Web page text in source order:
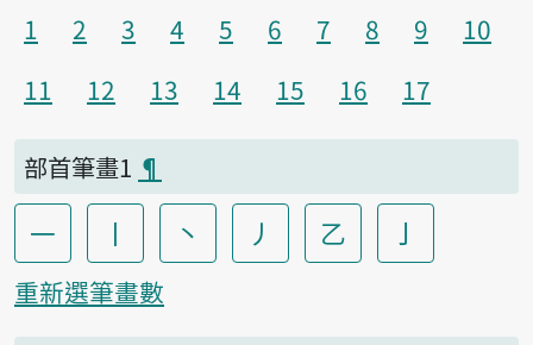
1
2 3 4 5 6 7 8 9
10
11
12 13 14 15 16 17
部首筆畫1 ¶
一 丨 丶 丿 乙 亅
重新選筆畫數